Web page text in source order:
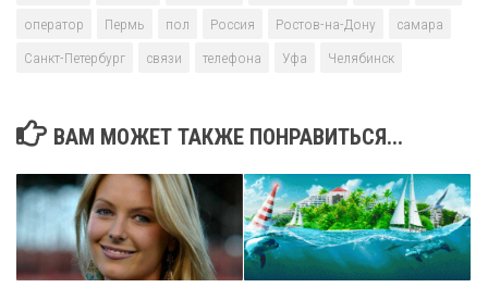
оператор
Пермь пол Россия Ростов-на-Дону
самара
Санкт-Петербург
связи телефона Уфа Челябинск
ВАМ МОЖЕТ ТАКЖЕ ПОНРАВИТЬСЯ...